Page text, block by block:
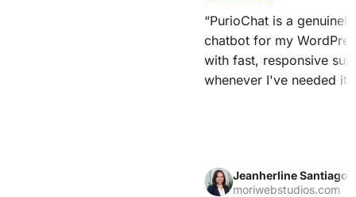
“PurioChat is a
chatbot for my
with fast, responsive
whenever I've needed it.”
Jeanherline Santiago
moriwebstudios.com